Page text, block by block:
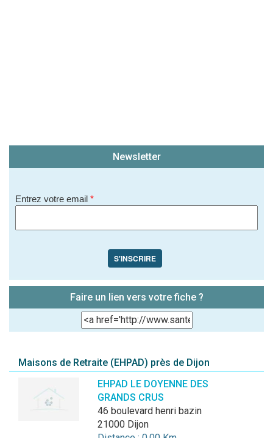
Newsletter
Entrez votre email *
S'INSCRIRE
Faire un lien vers votre fiche ?
Maisons de Retraite (EHPAD) près de Dijon
EHPAD LE DOYENNE DES
GRANDS CRUS
46 boulevard henri bazin
21000 Dijon